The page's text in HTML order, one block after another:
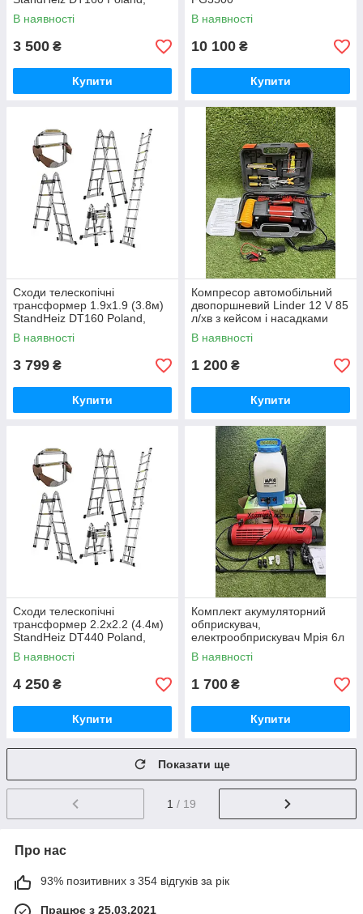
алюміній, до 180 кг
В наявності
3 500 ₴
Купити
В наявності
10 100 ₴
Купити
Сходи телескопічні
трансформер 1.9х1.9 (3.8м)
StandHeiz DT160 Poland,
алюміній, до 180 кг
В наявності
3 799 ₴
Купити
Компресор автомобільний
двопоршневий Linder 12 V 85
л/хв з кейсом і насадками
для шин, матраців і човнів
Польща
В наявності
1 200 ₴
Купити
Сходи телескопічні
трансформер 2.2х2.2 (4.4м)
StandHeiz DT440 Poland,
алюміній, до 180 кг
В наявності
4 250 ₴
Купити
Комплект акумуляторний
обприскувач,
електрообприскувач Мрія 6л
та турбо насадка 12В
В наявності
1 700 ₴
Купити
Показати ще
1 / 19
Про нас
93% позитивних з 354 відгуків за рік
Працює з 25.03.2021